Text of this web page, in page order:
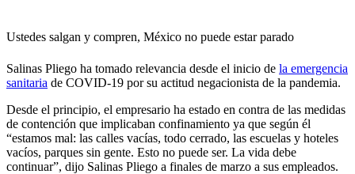
Ustedes salgan y compren, México no puede estar parado
Salinas Pliego ha tomado relevancia desde el inicio de la emergencia
sanitaria de COVID-19 por su actitud negacionista de la pandemia.
Desde el principio, el empresario ha estado en contra de las medidas
de contención que implicaban confinamiento ya que según él
“estamos mal: las calles vacías, todo cerrado, las escuelas y hoteles
vacíos, parques sin gente. Esto no puede ser. La vida debe
continuar”, dijo Salinas Pliego a finales de marzo a sus empleados.